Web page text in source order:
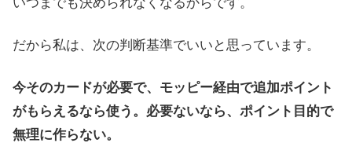
だから私は、次の判断基準でいいと思っています。
今そのカードが必要で、モッピー経由で追加ポイント
がもらえるなら使う。必要ないなら、ポイント目的で
無理に作らない。